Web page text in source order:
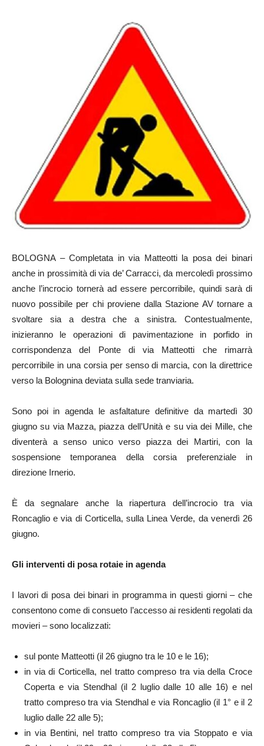
BOLOGNA – Completata in via Matteotti la posa dei binari
anche in prossimità di via de’ Carracci, da mercoledì prossimo
anche l’incrocio tornerà ad essere percorribile, quindi sarà di
nuovo possibile per chi proviene dalla Stazione AV tornare a
svoltare sia a destra che a sinistra. Contestualmente,
inizieranno le operazioni di pavimentazione in porfido in
corrispondenza del Ponte di via Matteotti che rimarrà
percorribile in una corsia per senso di marcia, con la direttrice
verso la Bolognina deviata sulla sede tranviaria.
Sono poi in agenda le asfaltature definitive da martedì 30
giugno su via Mazza, piazza dell’Unità e su via dei Mille, che
diventerà a senso unico verso piazza dei Martiri, con la
sospensione temporanea della corsia preferenziale in
direzione Irnerio.
È da segnalare anche la riapertura dell’incrocio tra via
Roncaglio e via di Corticella, sulla Linea Verde, da venerdì 26
giugno.
Gli interventi di posa rotaie in agenda
I lavori di posa dei binari in programma in questi giorni – che
consentono come di consueto l’accesso ai residenti regolati da
movieri – sono localizzati:
sul ponte Matteotti (il 26 giugno tra le 10 e le 16);
in via di Corticella, nel tratto compreso tra via della Croce
Coperta e via Stendhal (il 2 luglio dalle 10 alle 16) e nel
tratto compreso tra via Stendhal e via Roncaglio (il 1° e il 2
luglio dalle 22 alle 5);
in via Bentini, nel tratto compreso tra via Stoppato e via